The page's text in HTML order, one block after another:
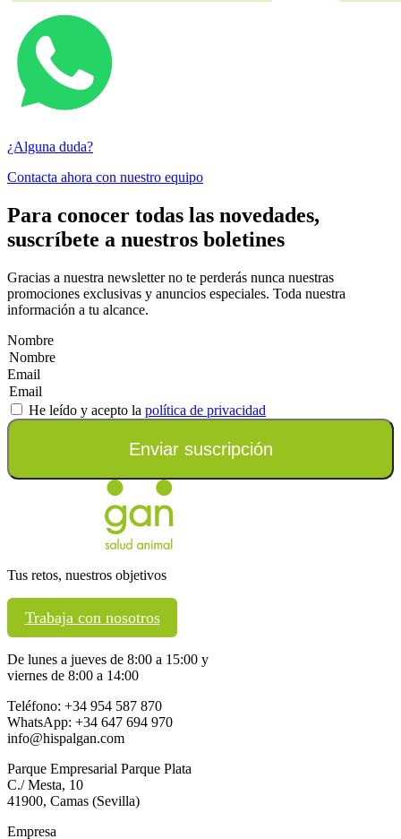
¿Alguna duda?
Contacta ahora con nuestro equipo
Para conocer todas las novedades,
suscríbete a nuestros boletines
Gracias a nuestra newsletter no te perderás nunca nuestras
promociones exclusivas y anuncios especiales. Toda nuestra
información a tu alcance.
Nombre
Email
He leído y acepto la política de privacidad
Enviar suscripción
Tus retos, nuestros objetivos
Trabaja con nosotros
De lunes a jueves de 8:00 a 15:00 y
viernes de 8:00 a 14:00
Teléfono: +34 954 587 870
WhatsApp: +34 647 694 970
info@hispalgan.com
Parque Empresarial Parque Plata
C./ Mesta, 10
41900, Camas (Sevilla)
Empresa